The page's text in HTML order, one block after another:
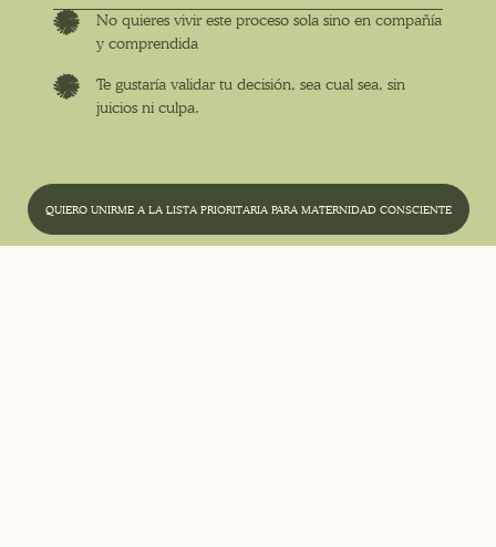
No quieres vivir este proceso sola sino en compañía
y comprendida
Te gustaría validar tu decisión, sea cual sea, sin
juicios ni culpa.
QUIERO UNIRME A LA LISTA PRIORITARIA PARA MATERNIDAD CONSCIENTE